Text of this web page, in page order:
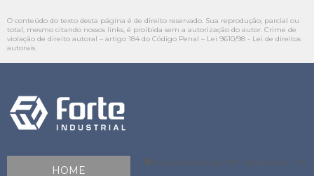
O conteúdo do texto desta página é de direito reservado. Sua reprodução, parcial ou
total, mesmo citando nossos links, é proibida sem a autorização do autor. Crime de
violação de direito autoral – artigo 184 do Código Penal – Lei 9610/98 - Lei de direitos
autorais.
HOME
Rua Castro Alves, 195 - Brodowski - SP